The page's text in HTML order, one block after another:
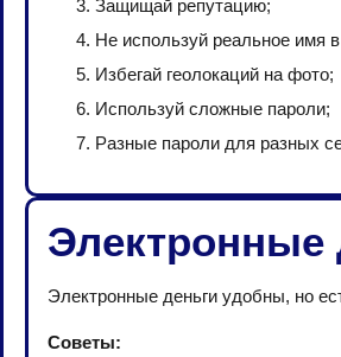
Защищай репутацию;
Не используй реальное имя
Избегай геолокаций на фото;
Используй сложные пароли;
Разные пароли для разных
Электронные
Электронные деньги удобны, но
Советы: